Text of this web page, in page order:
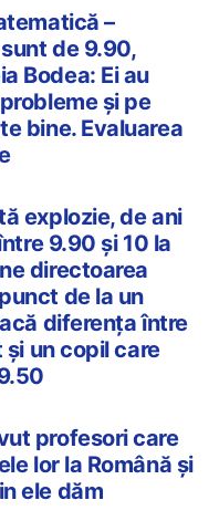
–
de 9.90,
Bodea: Ei au
și pe
bine. Evaluarea
explozie, de ani
9.90 și 10 la
directoarea
de la un
diferența între
un copil care
profesori care
lor la Română și
ele dăm